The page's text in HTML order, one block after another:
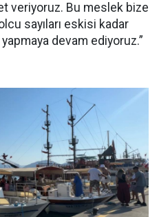
veriyoruz. Bu meslek bize
sayıları eskisi kadar
devam ediyoruz.”